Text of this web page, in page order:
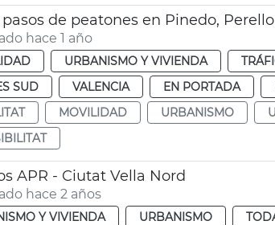
de peatones en Pinedo,
hace 1 año
URBANISMO Y VIVIENDA
SUD
VALENCIA EN PORTADA
MOVILIDAD URBANISMO
APR - Ciutat Vella Nord
hace 2 años
Y VIVIENDA URBANISMO